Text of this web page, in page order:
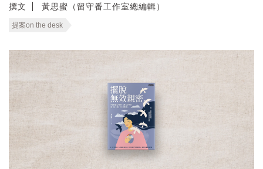
撰文 黃思蜜（留守番工作室總編輯）
提案on the desk